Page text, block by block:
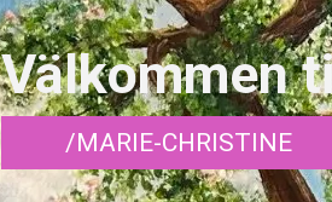
Välkommen
/MARIE-CHRISTINE